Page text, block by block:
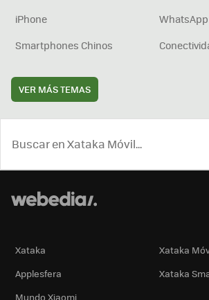
iPhone
WhatsApp
Smartphones Chinos
VER MÁS TEMAS
Xataka
Xataka
Applesfera
Xataka
Mundo Xiaomi